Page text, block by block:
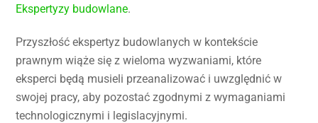
Ekspertyzy budowlane.
Przyszłość ekspertyz budowlanych w kontekście
prawnym wiąże się z wieloma wyzwaniami, które
eksperci będą musieli przeanalizować i uwzględnić w
swojej pracy, aby pozostać zgodnymi z wymaganiami
technologicznymi i legislacyjnymi.